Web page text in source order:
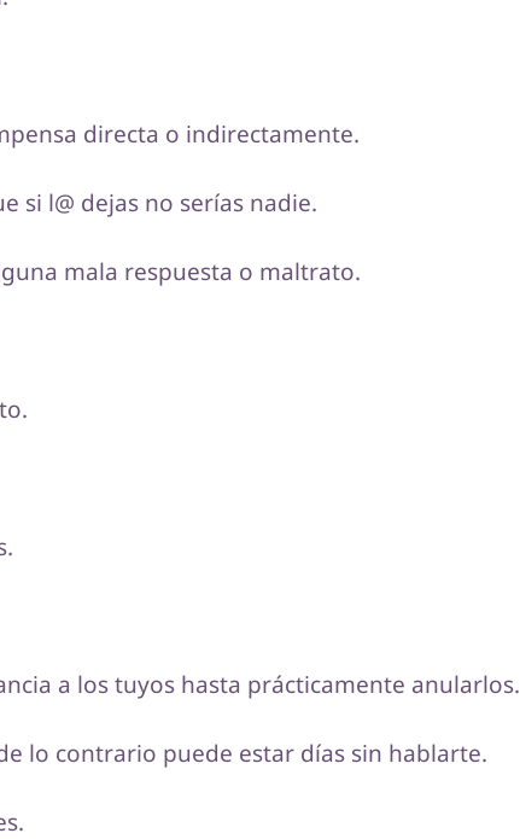
directa o indirectamente.
si l@ dejas no serías nadie.
mala respuesta o maltrato.
a los tuyos hasta prácticamente anularlos.
lo contrario puede estar días sin hablarte.